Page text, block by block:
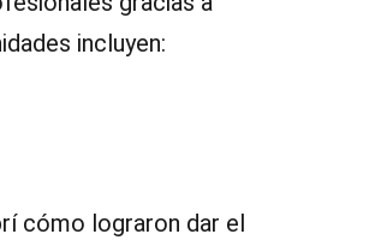
incluyen:
cómo lograron dar el